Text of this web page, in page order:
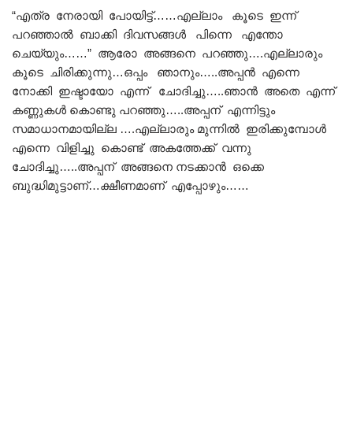
“എത്ര നേരായി പോയിട്ട്……എല്ലാം കൂടെ ഇന്ന്
പറഞ്ഞാൽ ബാക്കി ദിവസങ്ങൾ പിന്നെ എന്തോ
ചെയ്യും……” ആരോ അങ്ങനെ പറഞ്ഞു….എല്ലാരും
കൂടെ ചിരിക്കുന്നു…ഒപ്പം ഞാനും…..അപ്പൻ എന്നെ
നോക്കി ഇഷ്ടായോ എന്ന് ചോദിച്ചു…..ഞാൻ അതെ എന്ന്
കണ്ണുകൾ കൊണ്ടു പറഞ്ഞു…..അപ്പന് എന്നിട്ടും
സമാധാനമായില്ല ….എല്ലാരും മുന്നിൽ ഇരിക്കുമ്പോൾ
എന്നെ വിളിച്ചു കൊണ്ട് അകത്തേക്ക് വന്നു
ചോദിച്ചു…..അപ്പന് അങ്ങനെ നടക്കാൻ ഒക്കെ
ബുദ്ധിമുട്ടാണ്…ക്ഷീണമാണ് എപ്പോഴും……